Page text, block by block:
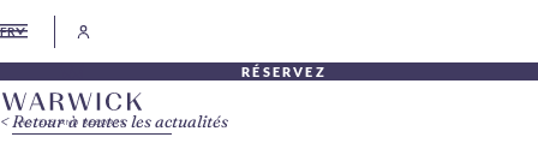
FR
RÉSERVEZ
Retour à toutes les actualités